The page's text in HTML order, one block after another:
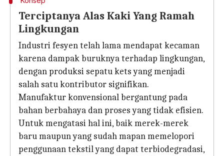
Terciptanya Alas Kaki Yang Ramah
Lingkungan
Industri fesyen telah lama mendapat kecaman
karena dampak buruknya terhadap lingkungan,
dengan produksi sepatu kets yang menjadi
salah satu kontributor signifikan.
Manufaktur konvensional bergantung pada
bahan berbahaya dan proses yang tidak efisien.
Untuk mengatasi hal ini, baik merek-merek
baru maupun yang sudah mapan memelopori
penggunaan tekstil yang dapat terbiodegradasi,